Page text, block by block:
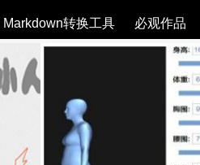
Markdown转换工具 必观作品